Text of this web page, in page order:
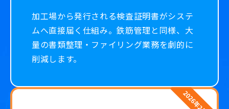
加工場から発行される検査証明書がシステ
ムへ直接届く仕組み。鉄筋管理と同様、大
量の書類整理・ファイリング業務を劇的に
削減します。